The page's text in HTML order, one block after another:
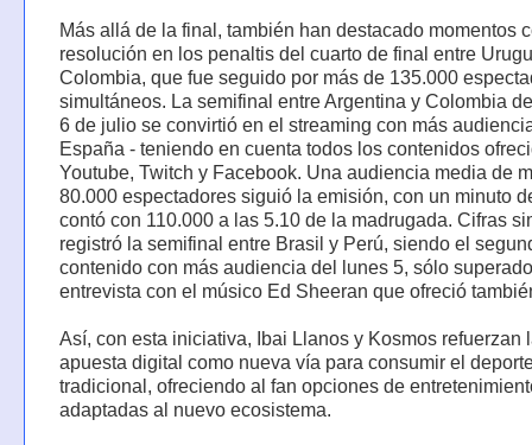
Más allá de la final, también han destacado momentos
resolución en los penaltis del cuarto de final entre
Colombia, que fue seguido por más de 135.000
simultáneos. La semifinal entre Argentina y Colombia
6 de julio se convirtió en el streaming con más
España - teniendo en cuenta todos los contenidos
Youtube, Twitch y Facebook. Una audiencia media de
80.000 espectadores siguió la emisión, con un minuto
contó con 110.000 a las 5.10 de la madrugada. Cifras
registró la semifinal entre Brasil y Perú, siendo el
contenido con más audiencia del lunes 5, sólo
entrevista con el músico Ed Sheeran que ofreció
Así, con esta iniciativa, Ibai Llanos y Kosmos refuerzan
apuesta digital como nueva vía para consumir el
tradicional, ofreciendo al fan opciones de
adaptadas al nuevo ecosistema.